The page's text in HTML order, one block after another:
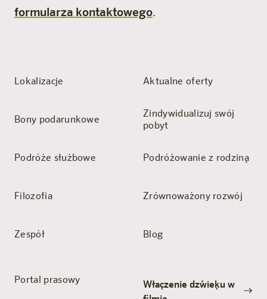
formularza kontaktowego.
Lokalizacje Aktualne oferty
Bony podarunkowe
Zindywidualizuj swój
pobyt
Podróże służbowe Podróżowanie z rodziną
Filozofia Zrównoważony rozwój
Zespół Blog
Portal prasowy
Włączenie dźwięku w